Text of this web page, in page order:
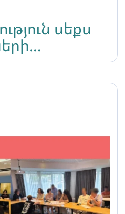
սեքս